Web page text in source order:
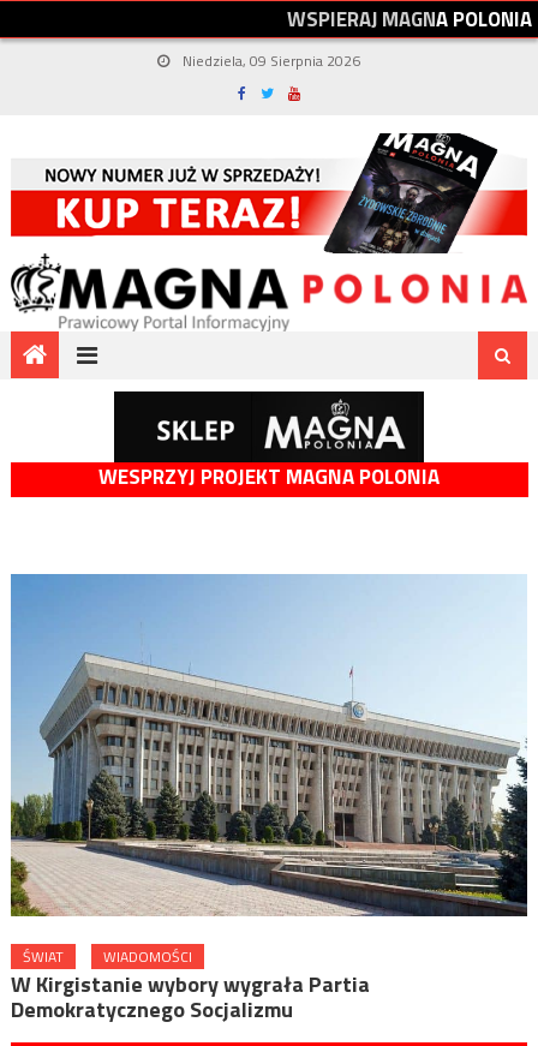
WSPIERAJMAGNAPOLONIA
Niedziela, 09 Sierpnia 2026
WESPRZYJ PROJEKT MAGNA POLONIA
ŚWIAT WIADOMOŚCI
W Kirgistanie wybory wygrała Partia
Demokratycznego Socjalizmu